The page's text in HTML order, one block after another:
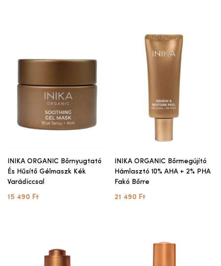
INIKA ORGANIC Bőrnyugtató
És Hűsítő Gélmaszk Kék
Varádiccsal
15 490 Ft
INIKA ORGANIC Bőrmegújító
Hámlasztó 10% AHA + 2% PHA
Fakó Bőrre
21 490 Ft